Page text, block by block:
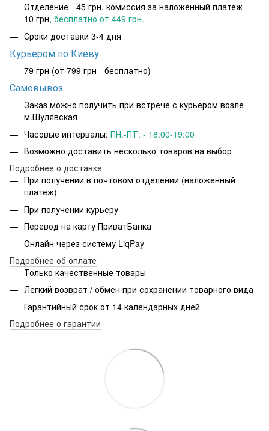
Отделение - 45 грн, комиссия за наложенный платеж
10 грн, бесплатно от 449 грн.
Сроки доставки 3-4 дня
Курьером по Киеву
79 грн (от 799 грн - бесплатно)
Самовывоз
Заказ можно получить при встрече с курьером возле
м.Шулявская
Часовые интервалы: ПН.-ПТ. - 18:00-19:00
Возможно доставить несколько товаров на выбор
Подробнее о доставке
При получении в почтовом отделении (наложенный
платеж)
При получении курьеру
Перевод на карту ПриватБанка
Онлайн через систему LiqPay
Подробнее об оплате
Только качественные товары
Легкий возврат / обмен при сохранении товарного вида
Гарантийный срок от 14 календарных дней
Подробнее о гарантии